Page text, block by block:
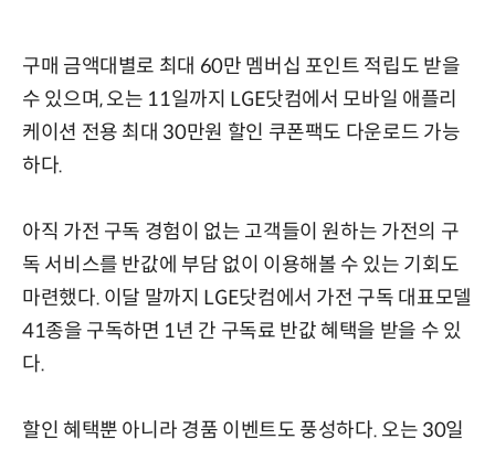
구매 금액대별로 최대 60만 멤버십 포인트 적립도 받을
수 있으며, 오는 11일까지 LGE닷컴에서 모바일 애플리
케이션 전용 최대 30만원 할인 쿠폰팩도 다운로드 가능
하다.
아직 가전 구독 경험이 없는 고객들이 원하는 가전의 구
독 서비스를 반값에 부담 없이 이용해볼 수 있는 기회도
마련했다. 이달 말까지 LGE닷컴에서 가전 구독 대표모델
41종을 구독하면 1년 간 구독료 반값 혜택을 받을 수 있
다.
할인 혜택뿐 아니라 경품 이벤트도 풍성하다. 오는 30일